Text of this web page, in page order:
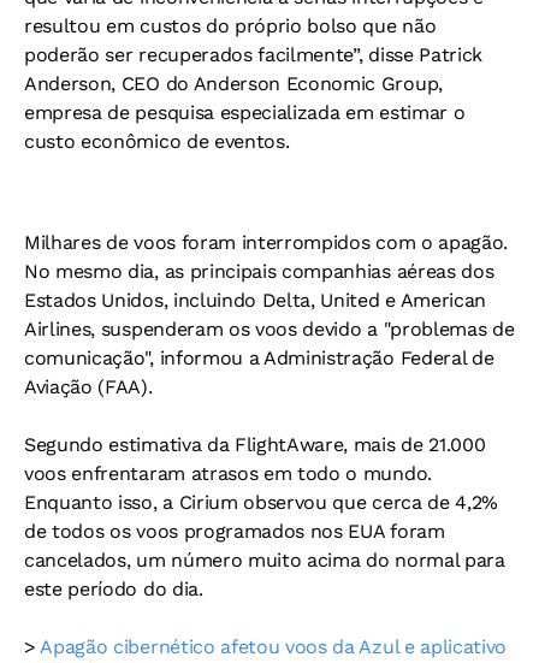
resultou em custos do próprio bolso que não
poderão ser recuperados facilmente”, disse Patrick
Anderson, CEO do Anderson Economic Group,
empresa de pesquisa especializada em estimar o
custo econômico de eventos.
Milhares de voos foram interrompidos com o apagão.
No mesmo dia, as principais companhias aéreas dos
Estados Unidos, incluindo Delta, United e American
Airlines, suspenderam os voos devido a "problemas de
comunicação", informou a Administração Federal de
Aviação (FAA).
Segundo estimativa da FlightAware, mais de 21.000
voos enfrentaram atrasos em todo o mundo.
Enquanto isso, a Cirium observou que cerca de 4,2%
de todos os voos programados nos EUA foram
cancelados, um número muito acima do normal para
este período do dia.
>Apagão cibernético afetou voos da Azul e aplicativo